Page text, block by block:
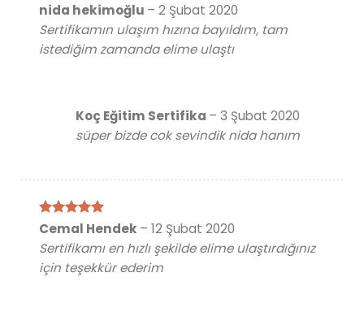
5 üzerinden
nida hekimoğlu – 2 Şubat 2020
Sertifikamın ulaşım hızına bayıldım, tam
istediğim zamanda elime ulaştı
Koç Eğitim Sertifika – 3 Şubat 2020
süper bizde cok sevindik nida hanım
5 üzerinden
Cemal Hendek – 12 Şubat 2020
Sertifikamı en hızlı şekilde elime ulaştırdığınız
için teşekkür ederim